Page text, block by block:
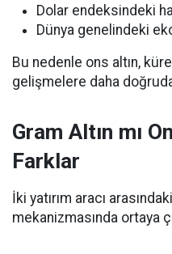
Dolar endeksindeki
Dünya genelindeki
Bu nedenle ons altın,
gelişmelere daha
Gram Altın mı
Farklar
İki yatırım aracı
mekanizmasında ortaya